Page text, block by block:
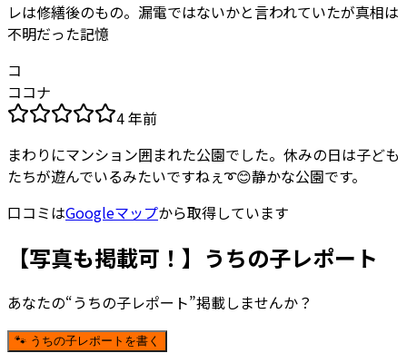
レは修繕後のもの。漏電ではないかと言われていたが真相は
不明だった記憶
コ
ココナ
4 年前
まわりにマンション囲まれた公園でした。休みの日は子ども
たちが遊んでいるみたいですねぇ➰😊静かな公園です。
口コミはGoogleマップから取得しています
【写真も掲載可！】うちの子レポート
あなたの“うちの子レポート”掲載しませんか？
🐾 うちの子レポートを書く